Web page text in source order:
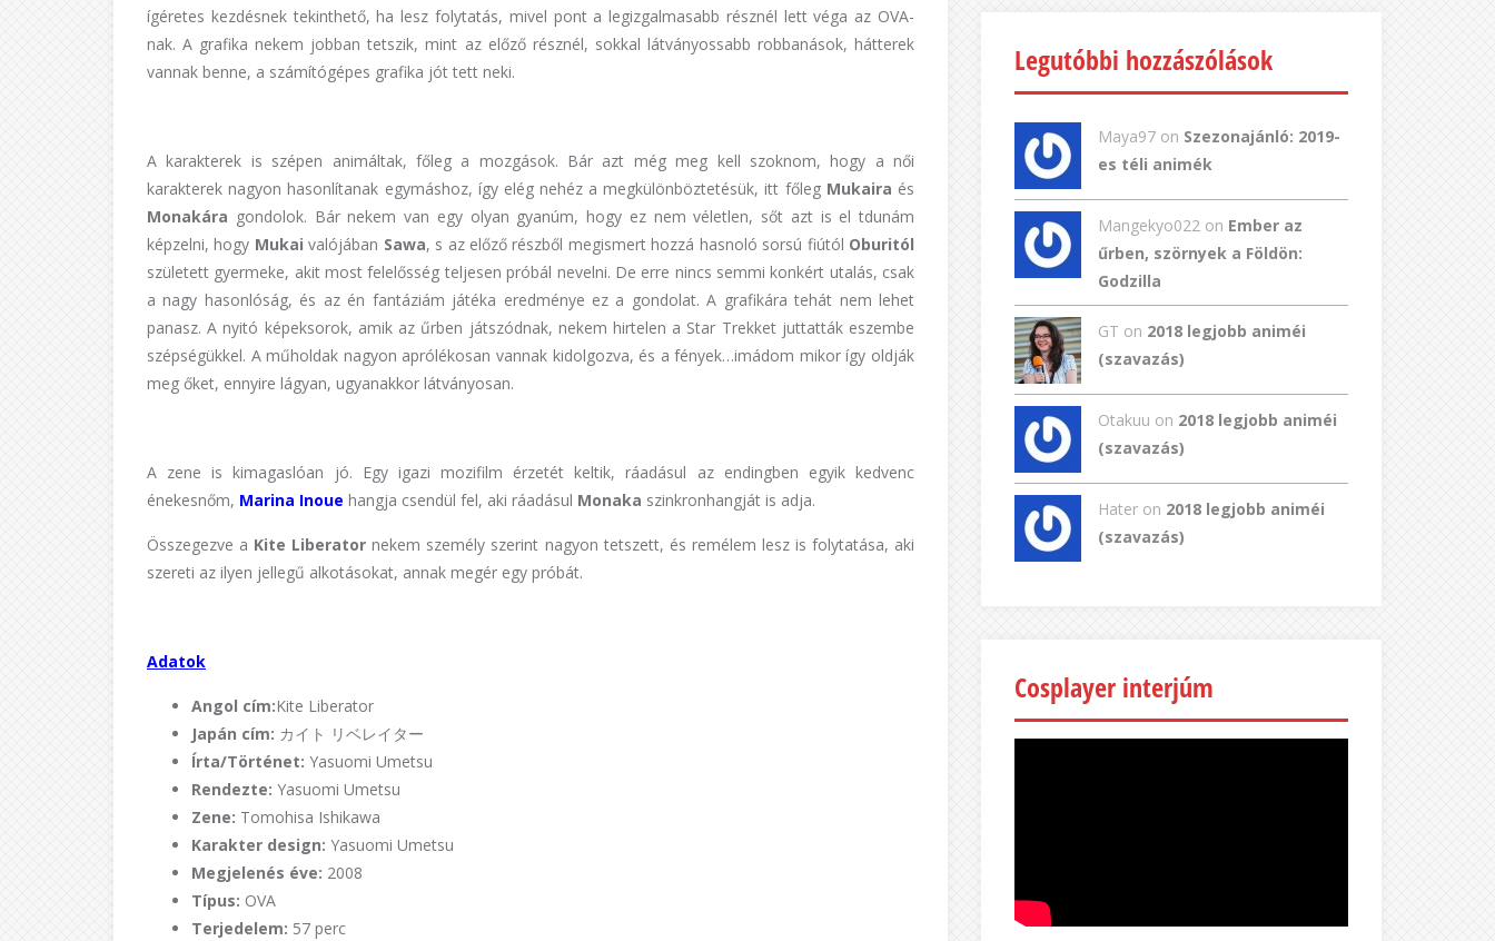
ígéretes kezdésnek tekinthető, ha lesz folytatás, mivel pont a legizgalmasabb résznél lett véga az OVA-
nak. A grafika nekem jobban tetszik, mint az előző résznél, sokkal látványossabb robbanások, hátterek
vannak benne, a számítógépes grafika jót tett neki.
A karakterek is szépen animáltak, főleg a mozgások. Bár azt még meg kell szoknom, hogy a női
karakterek nagyon hasonlítanak egymáshoz, így elég nehéz a megkülönböztetésük, itt főleg Mukaira és
Monakára gondolok. Bár nekem van egy olyan gyanúm, hogy ez nem véletlen, sőt azt is el tdunám
képzelni, hogy Mukaivalójában Sawa, s az előző részből megismert hozzá hasnoló sorsú fiútól Oburitól
született gyermeke, akit most felelősség teljesen próbál nevelni. De erre nincs semmi konkért utalás, csak
a nagy hasonlóság, és az én fantáziám játéka eredménye ez a gondolat. A grafikára tehát nem lehet
panasz. A nyitó képeksorok, amik az űrben játszódnak, nekem hirtelen a Star Trekket juttatták eszembe
szépségükkel. A műholdak nagyon aprólékosan vannak kidolgozva, és a fények…imádom mikor így oldják
meg őket, ennyire lágyan, ugyanakkor látványosan.
A zene is kimagaslóan jó. Egy igazi mozifilm érzetét keltik, ráadásul az endingben egyik kedvenc
énekesnőm, Marina Inoue hangja csendül fel, aki ráadásul Monaka szinkronhangját is adja.
Összegezve a Kite Liberator nekem személy szerint nagyon tetszett, és remélem lesz is folytatása, aki
szereti az ilyen jellegű alkotásokat, annak megér egy próbát.
Adatok
Angol cím:Kite Liberator
Japán cím: カイト リベレイター
Írta/Történet: Yasuomi Umetsu
Rendezte: Yasuomi Umetsu
Zene: Tomohisa Ishikawa
Karakter design: Yasuomi Umetsu
Megjelenés éve: 2008
Típus: OVA
Terjedelem: 57 perc
Legutóbbi hozzászólások
Maya97 on Szezonajánló: 2019-
es téli animék
Mangekyo022 on Ember az
űrben, szörnyek a Földön:
Godzilla
GT on 2018 legjobb animéi
(szavazás)
Otakuu on 2018 legjobb animéi
(szavazás)
Hater on 2018 legjobb animéi
(szavazás)
Cosplayer interjúm